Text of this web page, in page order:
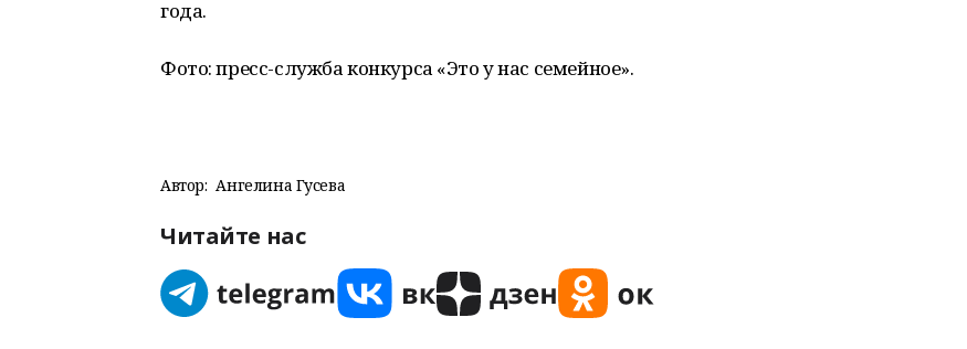
года.
Фото: пресс-служба конкурса «Это у нас семейное».
Автор: Ангелина Гусева
Читайте нас